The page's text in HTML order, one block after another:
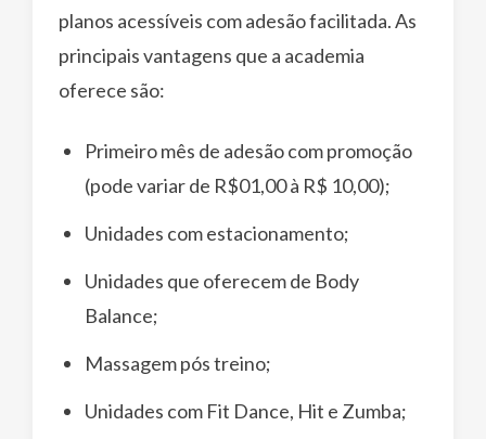
planos acessíveis com adesão facilitada. As
principais vantagens que a academia
oferece são:
Primeiro mês de adesão com promoção
(pode variar de R$01,00 à R$ 10,00);
Unidades com estacionamento;
Unidades que oferecem de Body
Balance;
Massagem pós treino;
Unidades com Fit Dance, Hit e Zumba;